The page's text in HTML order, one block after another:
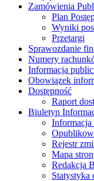
Zamówienia
Plan
Wyniki
Przetargi
Sprawozdanie
Numery
Informacja
Obowiązek
Dostępność
Raport
Biuletyn
Rejestr
Mapa
Redakcja
Statystyka